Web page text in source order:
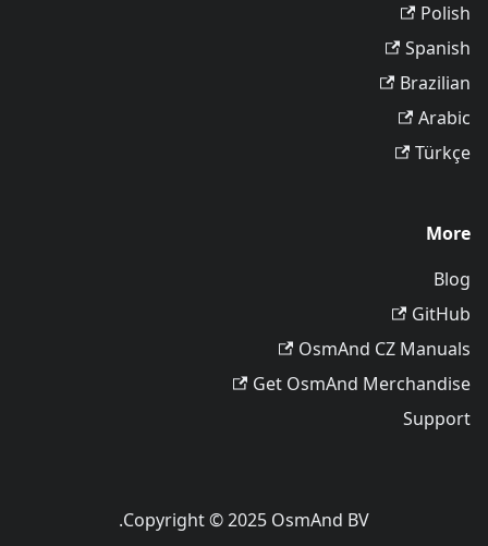
Polish
Spanish
Brazilian
Arabic
Türkçe
More
Blog
GitHub
OsmAnd CZ Manuals
Get OsmAnd Merchandise
Support
Copyright © 2025 OsmAnd BV.